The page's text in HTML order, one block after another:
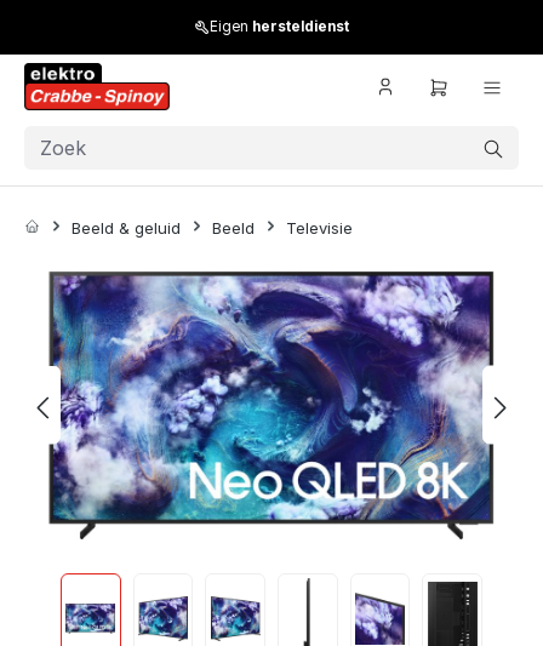
Eigen hersteldienst
Beeld & geluid Beeld Televisie
Skip image gallery